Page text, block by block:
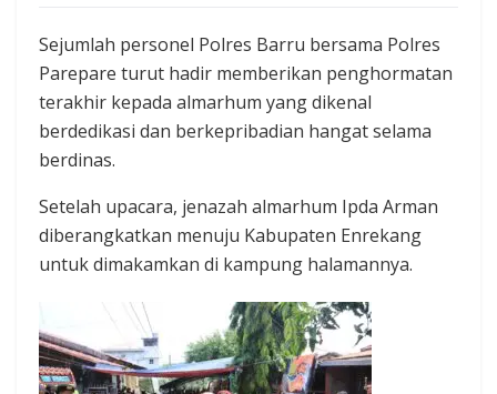
Sejumlah personel Polres Barru bersama Polres
Parepare turut hadir memberikan penghormatan
terakhir kepada almarhum yang dikenal
berdedikasi dan berkepribadian hangat selama
berdinas.
Setelah upacara, jenazah almarhum Ipda Arman
diberangkatkan menuju Kabupaten Enrekang
untuk dimakamkan di kampung halamannya.